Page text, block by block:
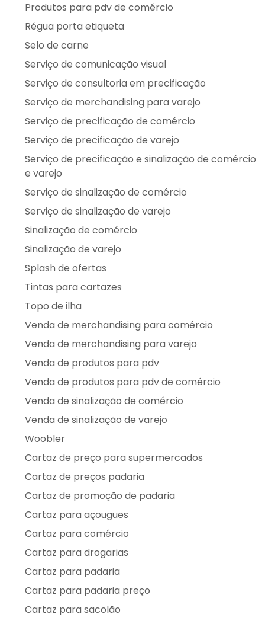
Produtos para pdv de comércio
Régua porta etiqueta
Selo de carne
Serviço de comunicação visual
Serviço de consultoria em precificação
Serviço de merchandising para varejo
Serviço de precificação de comércio
Serviço de precificação de varejo
Serviço de precificação e sinalização de comércio
e varejo
Serviço de sinalização de comércio
Serviço de sinalização de varejo
Sinalização de comércio
Sinalização de varejo
Splash de ofertas
Tintas para cartazes
Topo de ilha
Venda de merchandising para comércio
Venda de merchandising para varejo
Venda de produtos para pdv
Venda de produtos para pdv de comércio
Venda de sinalização de comércio
Venda de sinalização de varejo
Woobler
Cartaz de preço para supermercados
Cartaz de preços padaria
Cartaz de promoção de padaria
Cartaz para açougues
Cartaz para comércio
Cartaz para drogarias
Cartaz para padaria
Cartaz para padaria preço
Cartaz para sacolão